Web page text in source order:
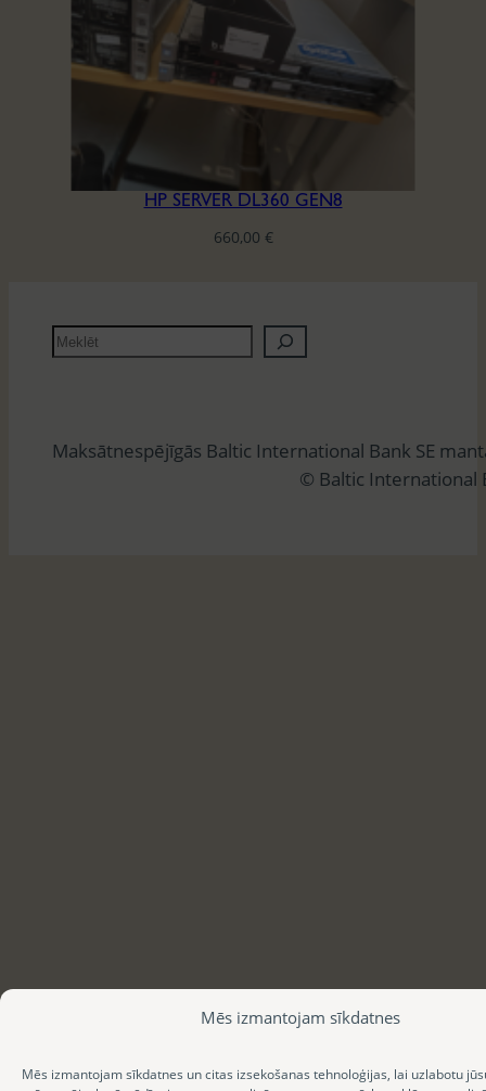
Mēs izmantojam sīkdatnes
Mēs izmantojam sīkdatnes un citas izsekošanas tehnoloģijas, lai uzlabotu
HP SERVER DL360 GEN8
660,00 €
M
e
ē
Maksātnespējīgās Baltic International Bank SE
© Baltic International